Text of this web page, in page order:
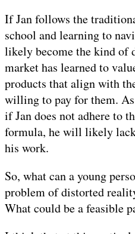
If Jan follows the
school and learning to
likely become the kind of
market has learned to
products that align with
willing to pay for them.
if Jan does not adhere to
formula, he will likely
his work.
So, what can a young
problem of distorted
What could be a feasible